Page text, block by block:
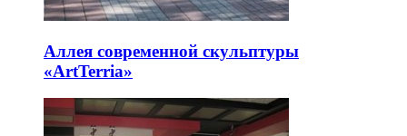
Аллея современной скульптуры
«ArtTerria»